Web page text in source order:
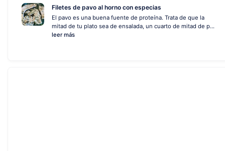
Filetes de pavo al horno con especias
El pavo es una buena fuente de proteína. Trata de que la
mitad de tu plato sea de ensalada, un cuarto de mitad de p...
leer más